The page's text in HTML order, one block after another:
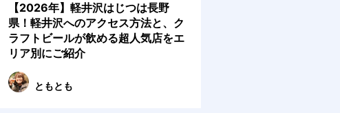
【2026年】軽井沢はじつは長野
県！軽井沢へのアクセス方法と、ク
ラフトビールが飲める超人気店をエ
リア別にご紹介
ともとも